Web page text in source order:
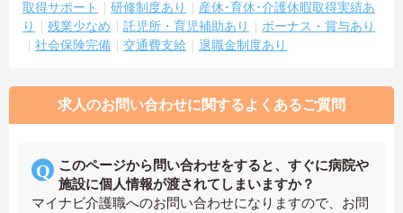
取得サポート
研修制度あり
産休･育休･介護休暇取得実績あ
り
残業少なめ 託児所・育児補助あり
ボーナス・賞与あり
社会保険完備
交通費支給 退職金制度あり
求人のお問い合わせに関するよくあるご質問
このページから問い合わせをすると、すぐに病院や
施設に個人情報が渡されてしまいますか？
マイナビ介護職へのお問い合わせになりますので、お問